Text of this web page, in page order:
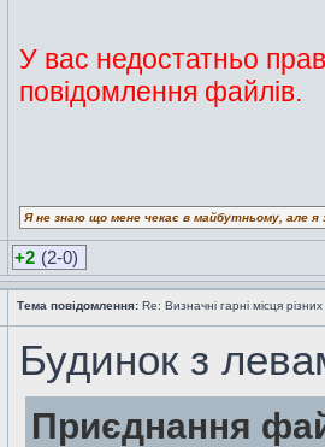
У вас недостатньо
повідомлення файлів.
Я не знаю що мене чекає в майбутньому, але
+2 (2-0)
Тема повідомлення: Re: Визначні гарні місця
Будинок з
Приєднання